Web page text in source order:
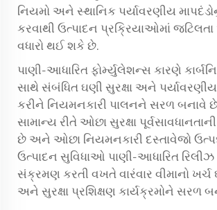
નિયમો અને સ્થાનિક પર્યાવરણીય
કરવાથી ઉત્પાદન પ્રક્રિયાઓમાં
વધારો થઈ શકે છે.
પાણી-આધારિત ફોર્મ્યુલેશન્સ કારણે
સાથે સંબંધિત ઘણી સુરક્ષા અને
કરીને નિયમનકારી પાલનને સરળ બનાવે
સામાન્ય રીતે ઓછા સુરક્ષા
છે અને ઓછા નિયમનકારી દસ્તાવેજો
ઉત્પાદન સુવિધાઓ પાણી-આધારિત
સંક્રમણ કરતી વખતે વારંવાર વીમાનો ખર્ચ
અને સુરક્ષા પ્રશિક્ષણ કાર્યક્રમોને સરળ